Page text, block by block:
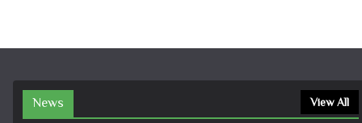
News View All